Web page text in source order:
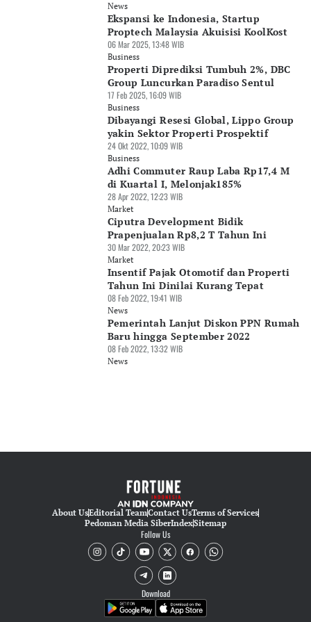
News
Ekspansi ke Indonesia, Startup
Proptech Malaysia Akuisisi KoolKost
06 Mar 2025, 13:48 WIB
Business
Properti Diprediksi Tumbuh 2%, DBC
Group Luncurkan Paradiso Sentul
17 Feb 2025, 16:09 WIB
Business
Dibayangi Resesi Global, Lippo Group
yakin Sektor Properti Prospektif
24 Okt 2022, 10:09 WIB
Business
Adhi Commuter Raup Laba Rp17,4 M
di Kuartal I, Melonjak185%
28 Apr 2022, 12:23 WIB
Market
Ciputra Development Bidik
Prapenjualan Rp8,2 T Tahun Ini
30 Mar 2022, 20:23 WIB
Market
Insentif Pajak Otomotif dan Properti
Tahun Ini Dinilai Kurang Tepat
08 Feb 2022, 19:41 WIB
News
Pemerintah Lanjut Diskon PPN Rumah
Baru hingga September 2022
08 Feb 2022, 13:32 WIB
News
About UsEditorial TeamContact UsTerms of Services
Pedoman Media SiberIndexSitemap
Follow Us
Download